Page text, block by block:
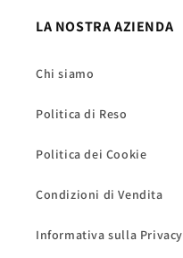
LA NOSTRA AZIENDA
Chi siamo
Politica di Reso
Politica dei Cookie
Condizioni di Vendita
Informativa sulla Privacy